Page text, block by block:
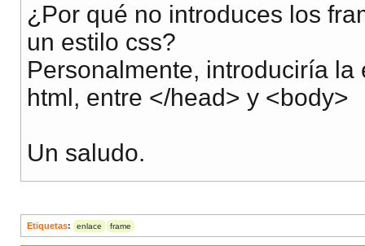
¿Por qué no introduces los
un estilo css?
Personalmente, introduciría
html, entre </head> y <body>
Un saludo.
Etiquetas: enlace frame